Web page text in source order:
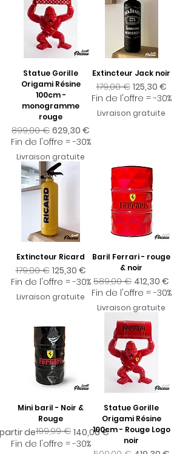
Statue Gorille
Origami Résine
100cm -
monogramme
rouge
Prix original
899,00 € Prix promotionnel
629,30 €
Fin de l'offre = -30%
Livraison gratuite
Extincteur Jack noir
Prix original
179,00 € Prix
125,30 €
Fin de l'offre = -30%
Livraison gratuite
Extincteur Ricard
Prix original
179,00 € Prix promotionnel
125,30 €
Fin de l'offre = -30%
Livraison gratuite
Baril Ferrari - rouge
& noir
Prix original
589,00 € Prix
412,30 €
Fin de l'offre = -30%
Livraison gratuite
Mini baril - Noir &
Rouge
de
original199,99 € 140,00 €
promotionnel
Fin de l'offre = -30%
Statue Gorille
Origami Résine
100cm - Rouge Logo
noir